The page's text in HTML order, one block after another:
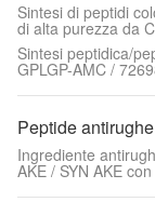
Sintesi di peptidi
di alta purezza da
Sintesi peptidica/
GPLGP-AMC /
Peptide antirughe
Ingrediente
AKE / SYN AKE